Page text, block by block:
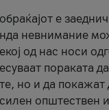
е
невнимание
од нас носи
пораката
но и да покажат
општествен